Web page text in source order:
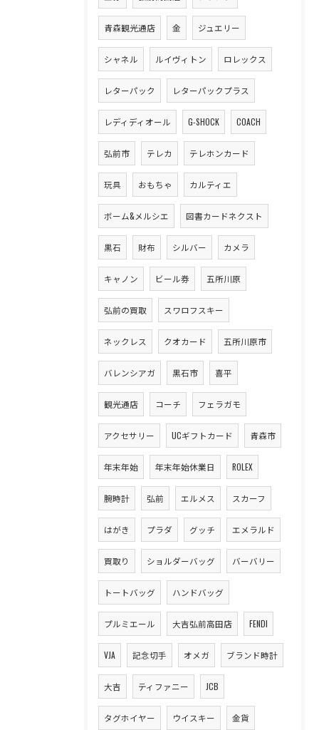
青森観光通店 金 ジュエリー
シャネル ルイヴィトン ロレックス
レターパック レターパックプラス
レディディオール G-SHOCK COACH
弘前市 テレカ テレホンカード
玩具 おもちゃ カルティエ
ボーム&メルシエ 図書カードネクスト
黒石 財布 シルバー カメラ
キャノン ビール券 五所川原
弘前の買取 スワロフスキー
ネックレス クオカード 五所川原市
バレンシアガ 黒石市 喜平
観光通店 コーチ フェラガモ
アクセサリー UCギフトカード 青森市
年末年始 年末年始休業日 ROLEX
腕時計 弘前 エルメス スカーフ
はがき プラダ グッチ エメラルド
買取り ショルダーバッグ バーバリー
トートバッグ ハンドバッグ
プルミエール 大吉弘前高田店 FENDI
VJA 記念切手 オメガ ブランド時計
大吉 ティファニー JCB
タグホイヤー ウイスキー 金貨